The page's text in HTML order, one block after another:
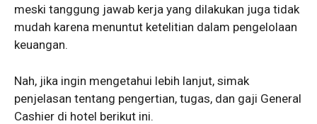
meski tanggung jawab kerja yang dilakukan juga tidak
mudah karena menuntut ketelitian dalam pengelolaan
keuangan.
Nah, jika ingin mengetahui lebih lanjut, simak
penjelasan tentang pengertian, tugas, dan gaji General
Cashier di hotel berikut ini.